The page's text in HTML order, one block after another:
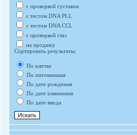
с проверкой суставов
с тестом DNA PLL
с тестом DNA CCL
с проверкой глаз
на продажу
Сортировать результаты:
По кличке
По питомникам
По дате рождения
По дате изменения
По дате ввода